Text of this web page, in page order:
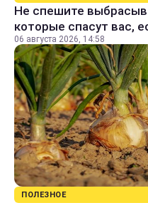
Не спешите
которые спасут вас,
06 августа 2026, 14:58
ПОЛЕЗНОЕ